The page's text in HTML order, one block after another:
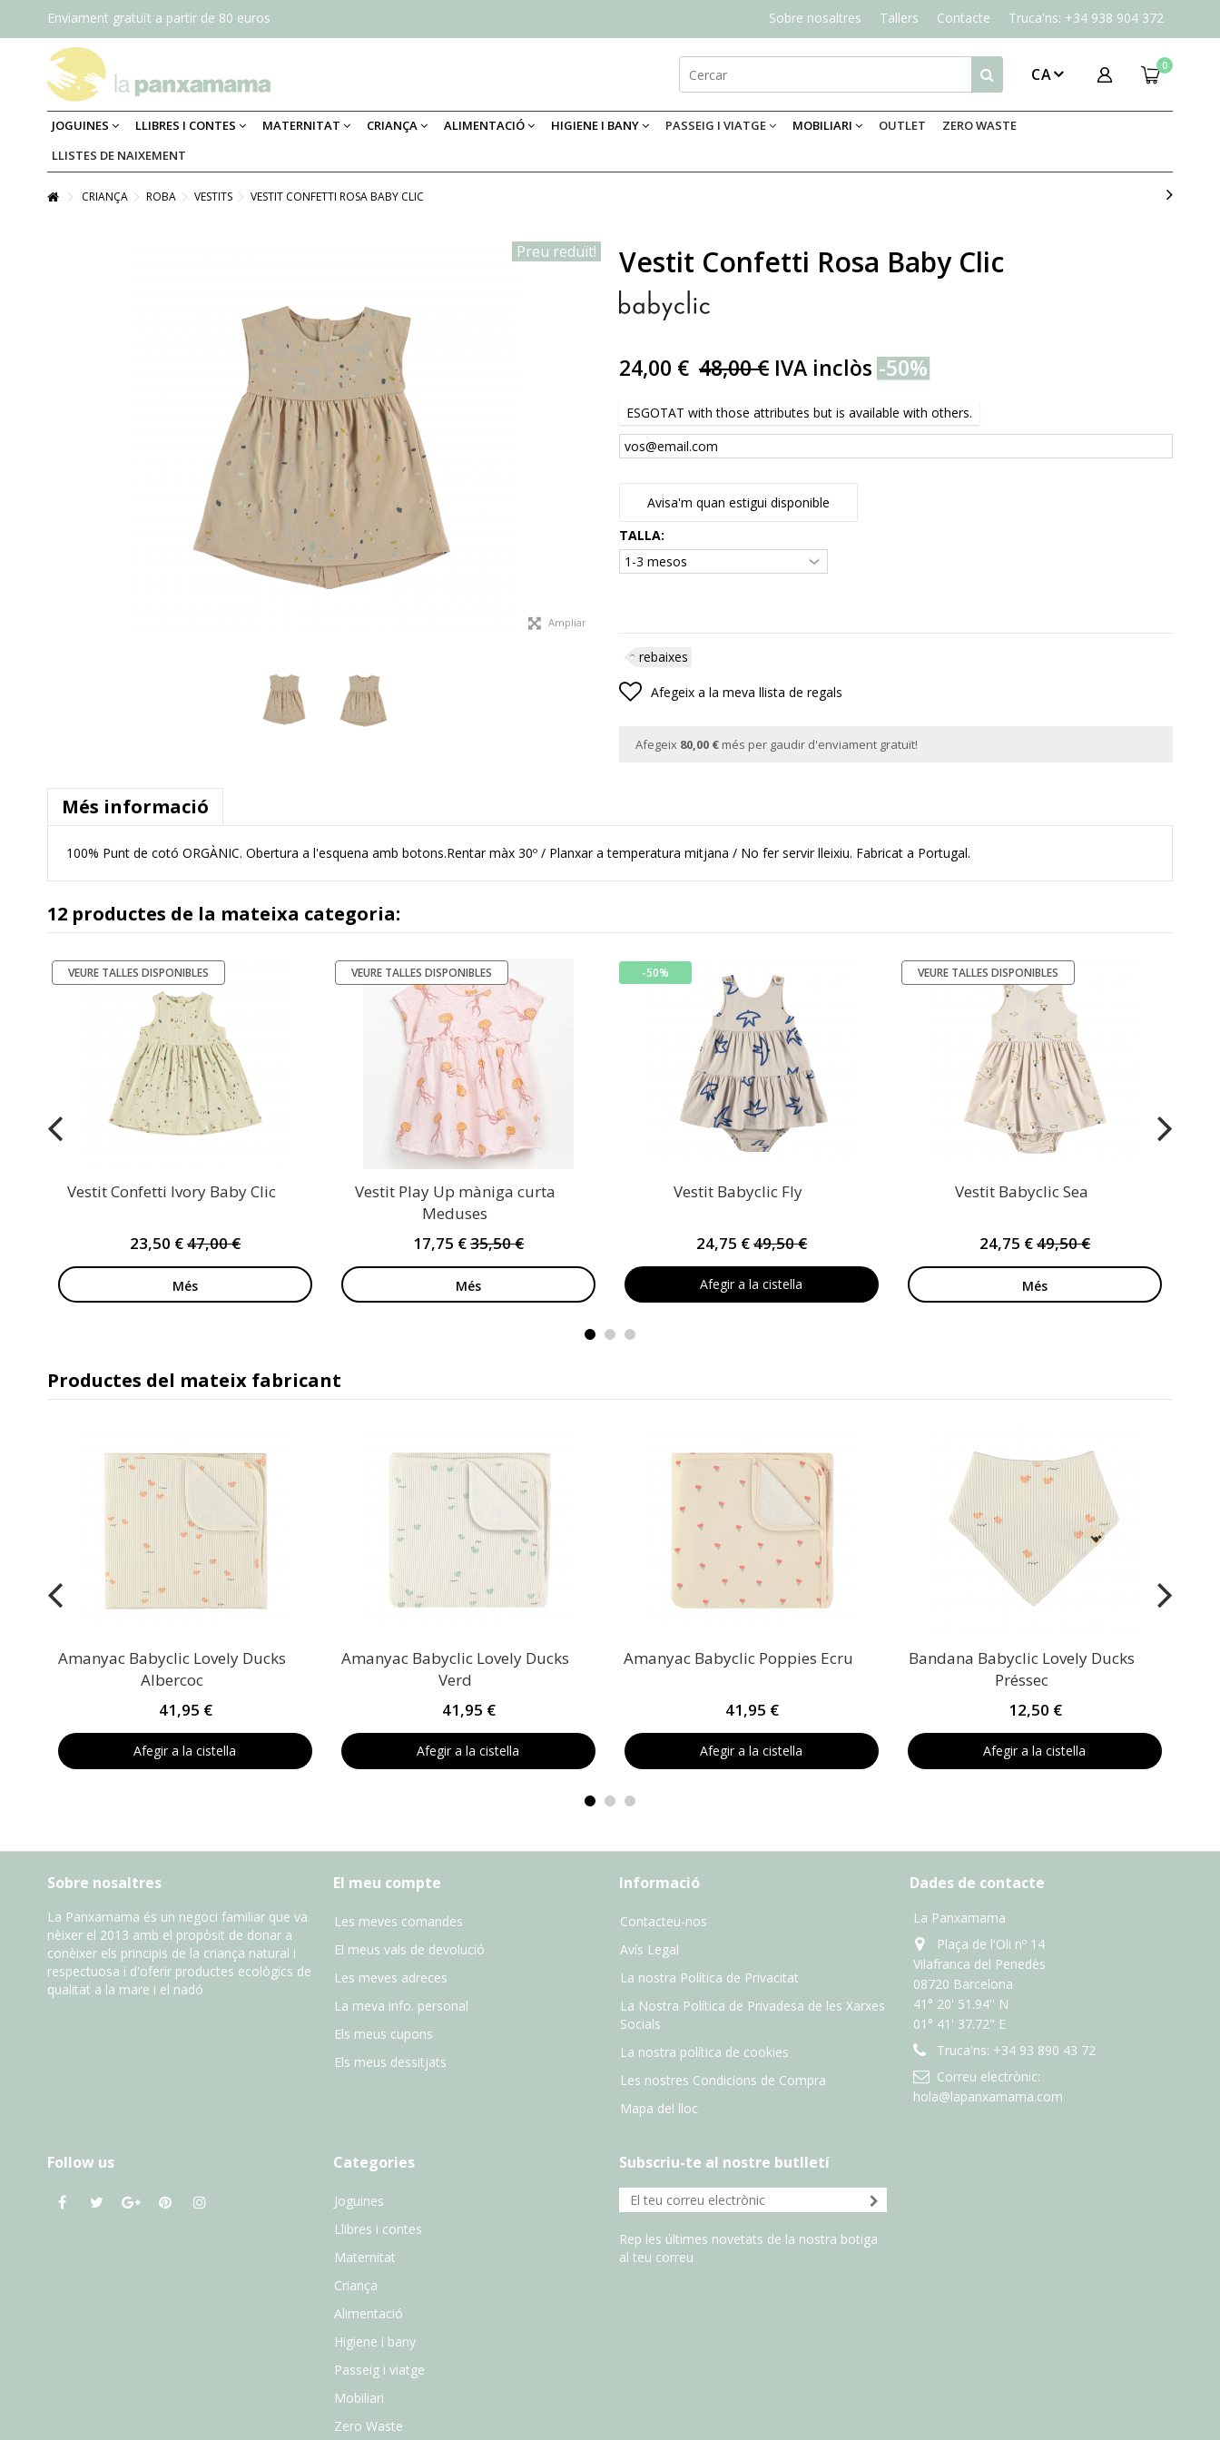
Sobre nosaltres Tallers Contacte Truca'ns: +34 938 904 372
Enviament gratuït a partir de 80 euros
0
CA
JOGUINES LLIBRES I CONTES MATERNITAT CRIANÇA ALIMENTACIÓ HIGIENE I BANY PASSEIG I VIATGE MOBILIARI OUTLET
ZERO WASTE
LLISTES DE NAIXEMENT
CRIANÇA ROBA VESTITS VESTIT CONFETTI ROSA BABY CLIC
Preu reduït!
Ampliar
Vestit Confetti Rosa Baby Clic
24,00 € 48,00 € IVA inclòs -50%
ESGOTAT with those attributes but is available with others.
Avisa'm quan estigui disponible
TALLA:
rebaixes
Afegeix a la meva llista de regals
Afegeix 80,00 € més per gaudir d'enviament gratuït!
Més informació
100% Punt de cotó ORGÀNIC. Obertura a l'esquena amb botons.Rentar màx 30º / Planxar a temperatura mitjana / No fer servir lleixiu. Fabricat a Portugal.
12 productes de la mateixa categoria:
-50%
VEURE TALLES DISPONIBLES
Vestit Confetti Ivory Baby Clic
23,50 €47,00 €
Més
-50%
VEURE TALLES DISPONIBLES
Vestit Play Up màniga curta
Meduses
17,75 €35,50 €
Més
-50%
Vestit Babyclic Fly
24,75 €49,50 €
Afegir a la cistella
-50%
VEURE TALLES DISPONIBLES
Vestit Babyclic Sea
24,75 €49,50 €
Més
Productes del mateix fabricant
Amanyac Babyclic Lovely Ducks
Albercoc
41,95 €
Afegir a la cistella
Amanyac Babyclic Lovely Ducks
Verd
41,95 €
Afegir a la cistella
Amanyac Babyclic Poppies Ecru
41,95 €
Afegir a la cistella
Bandana Babyclic Lovely Ducks
Préssec
12,50 €
Afegir a la cistella
Sobre nosaltres
La Panxamama és un negoci familiar que va
nèixer el 2013 amb el propòsit de donar a
conèixer els principis de la criança natural i
respectuosa i d'oferir productes ecològics de
qualitat a la mare i el nadó
El meu compte
Les meves comandes
El meus vals de devolució
Les meves adreces
La meva info. personal
Els meus cupons
Els meus dessitjats
Informació
Contacteu-nos
Avís Legal
La nostra Política de Privacitat
La Nostra Política de Privadesa de les Xarxes
Socials
La nostra política de cookies
Les nostres Condicions de Compra
Mapa del lloc
Dades de contacte
La Panxamama
Plaça de l'Oli nº 14
Vilafranca del Penedès
08720 Barcelona
41° 20' 51.94'' N
01° 41' 37.72" E
Truca'ns: +34 93 890 43 72
Correu electrònic:
hola@lapanxamama.com
Follow us Categories
Joguines
Llibres i contes
Maternitat
Criança
Alimentació
Higiene i bany
Passeig i viatge
Mobiliari
Zero Waste
Subscriu-te al nostre butlletí
Rep les últimes novetats de la nostra botiga
al teu correu